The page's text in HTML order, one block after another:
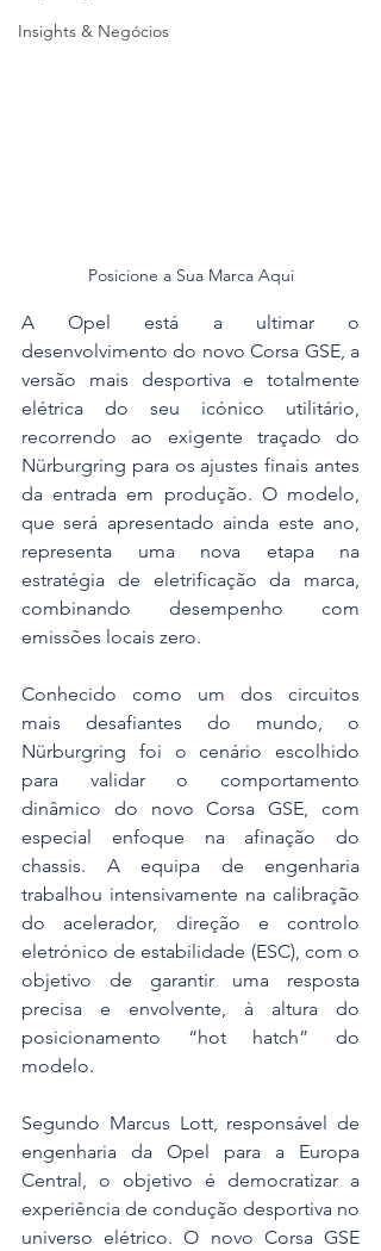
Insights & Negócios
Posicione a Sua Marca Aqui
A Opel está a ultimar o
desenvolvimento do novo Corsa GSE, a
versão mais desportiva e totalmente
elétrica do seu icónico utilitário,
recorrendo ao exigente traçado do
Nürburgring para os ajustes finais antes
da entrada em produção. O modelo,
que será apresentado ainda este ano,
representa uma nova etapa na
estratégia de eletrificação da marca,
combinando desempenho com
emissões locais zero.
Conhecido como um dos circuitos
mais desafiantes do mundo, o
Nürburgring foi o cenário escolhido
para validar o comportamento
dinâmico do novo Corsa GSE, com
especial enfoque na afinação do
chassis. A equipa de engenharia
trabalhou intensivamente na calibração
do acelerador, direção e controlo
eletrónico de estabilidade (ESC), com o
objetivo de garantir uma resposta
precisa e envolvente, à altura do
posicionamento “hot hatch” do
modelo.
Segundo Marcus Lott, responsável de
engenharia da Opel para a Europa
Central, o objetivo é democratizar a
experiência de condução desportiva no
universo elétrico. O novo Corsa GSE